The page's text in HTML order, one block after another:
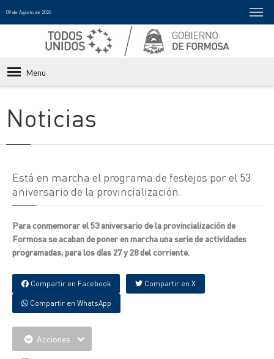
09 de Agosto de 2026
Menu
Noticias
Está en marcha el programa de festejos por el 53
aniversario de la provincialización.
Para conmemorar el 53 aniversario de la provincialización de
Formosa se acaban de poner en marcha una serie de actividades
programadas, para los días 27 y 28 del corriente.
Compartir en Facebook Compartir en X
Compartir en WhatsApp
Acciones